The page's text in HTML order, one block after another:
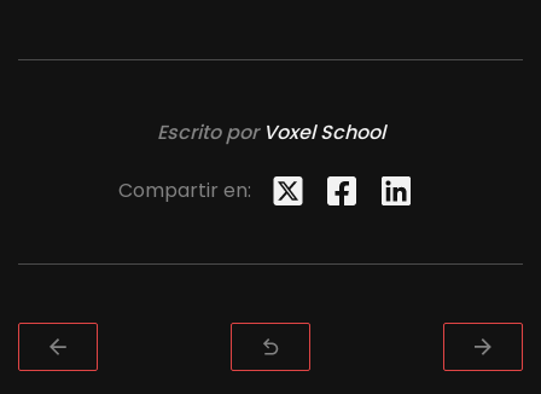
Escrito por Voxel School
Compartir en: